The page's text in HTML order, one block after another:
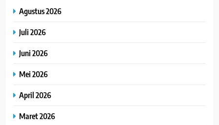
Agustus 2026
Juli 2026
Juni 2026
Mei 2026
April 2026
Maret 2026